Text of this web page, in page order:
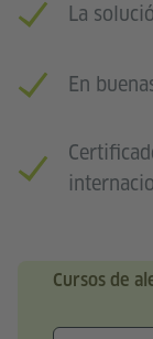
La
En
Cursos de